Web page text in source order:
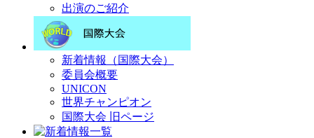
出演のご紹介
新着情報（国際大会）
委員会概要
UNICON
世界チャンピオン
国際大会 旧ページ